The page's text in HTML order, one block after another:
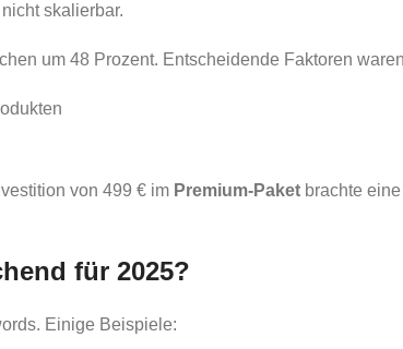
skalierbar.
um 48 Prozent. Entscheidende Faktoren
von 499 € im Premium-Paket brachte
für 2025?
Einige Beispiele: